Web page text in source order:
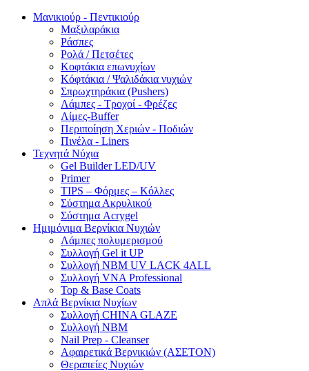
Μανικιούρ - Πεντικιούρ
Μαξιλαράκια
Ράσπες
Ρολά / Πετσέτες
Κοφτάκια επωνυχίων
Κόφτάκια / Ψαλιδάκια νυχιών
Σπρωχτηράκια (Pushers)
Λάμπες - Τροχοί - Φρέζες
Λίμες-Buffer
Περιποίηση Χεριών - Ποδιών
Πινέλα - Liners
Τεχνητά Νύχια
Gel Builder LED/UV
Primer
TIPS – Φόρμες – Κόλλες
Σύστημα Ακρυλικού
Σύστημα Acrygel
Ημιμόνιμα Βερνίκια Νυχιών
Λάμπες πολυμερισμού
Συλλογή Gel it UP
Συλλογή NBM UV LACK 4ALL
Συλλογή VNA Professional
Top & Base Coats
Απλά Βερνίκια Νυχίων
Συλλογή CHINA GLAZE
Συλλογή NBM
Nail Prep - Cleanser
Αφαιρετικά Βερνικιών (ΑΣΕΤΟΝ)
Θεραπείες Νυχιών